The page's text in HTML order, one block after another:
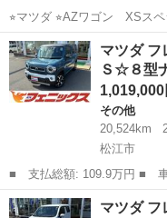
⭐︎マツダ ⭐︎AZワゴン XSス
80400km ⭐︎車検 R１０年1月13日 ルーフクリアはげあり
島根 雲南市 出雲大
マツダ フ
Ｓ☆８型
1,019,000
その他
20,524km
松江市
■ 支払総額: 109.9万円 ■ 車両本体価格： 1,019,000 円 ■ メーカ
ー名： マツダ ■ 車種名：
名： ハイブリッドＸＳ☆８
島根 松江市 その他
マツダ